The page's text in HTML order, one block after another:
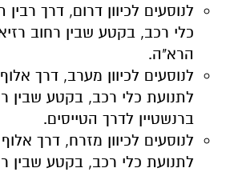
לנוסעים לכיוון דרום, דרך
כלי רכב, בקטע שבין רחוב
הרא"ה.
לנוסעים לכיוון מערב, דרך
לתנועת כלי רכב, בקטע שבין
ברנשטיין לדרך הטייסים.
לנוסעים לכיוון מזרח, דרך
לתנועת כלי רכב, בקטע שבין